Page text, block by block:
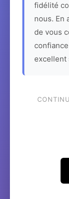
fidélité
nous. En
de vous
excellent